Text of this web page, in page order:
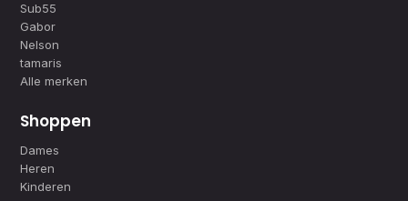
Sub55
Gabor
Nelson
tamaris
Alle merken
Shoppen
Dames
Heren
Kinderen